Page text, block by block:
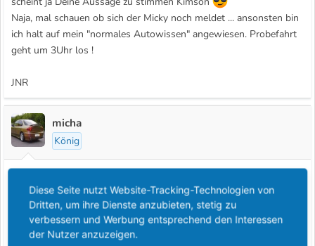
Naja, mal schauen ob sich der Micky noch meldet ... ansonsten bin
ich halt auf mein "normales Autowissen" angewiesen. Probefahrt
geht um 3Uhr los !
JNR
micha
König
Also ist zwar zu spät aber wenn Du Dir den Wagen nochmal
anschauen solltest achte bei der Probefahrt auf die Bremsen, die
Scheiben verziehen sich gerne einmal und macht sich durch
Diese Seite nutzt Website-Tracking-Technologien von
Dritten, um ihre Dienste anzubieten, stetig zu
verbessern und Werbung entsprechend den Interessen
der Nutzer anzuzeigen.